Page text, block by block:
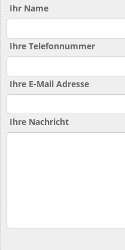
Ihr Name
Ihre Telefonnummer
Ihre E-Mail Adresse
Ihre Nachricht